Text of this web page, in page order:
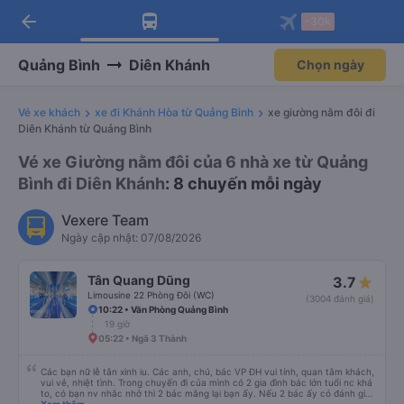
Tải app Vexere ngay!
Nhận ưu đãi thành viên độc
Mở app
Tải app Vexere
-30k/ghế khi đặt vé máy bay qua
Mở app
arrow_back
Quảng Bình Diên Khánh Chọn ngày
Vé xe khách xe đi Khánh Hòa từ Quảng Bình
xe giường nằm đôi đi
Diên Khánh từ Quảng Bình
Vé xe Giường nằm đôi của 6 nhà xe từ Quảng
Bình đi Diên Khánh: 8 chuyến mỗi ngày
Vexere Team
Ngày cập nhật: 07/08/2026
Tân Quang Dũng
Limousine 22 Phòng Đôi (WC)
3.7
(3004 đánh giá)
10:22 • Văn Phòng Quảng Bình
19 giờ
05:22 • Ngã 3 Thành
Các bạn nữ lễ tân xinh iu. Các anh, chú, bác VP ĐH vui tính, quan tâm khách,
vui vẻ, nhiệt tình. Trong chuyến đi của mình có 2 gia đình bác lớn tuổi nc khá
to, có bạn nv nhắc nhở thì 2 bác mắng lại bạn ấy. Nếu 2 bác ấy có đánh giá